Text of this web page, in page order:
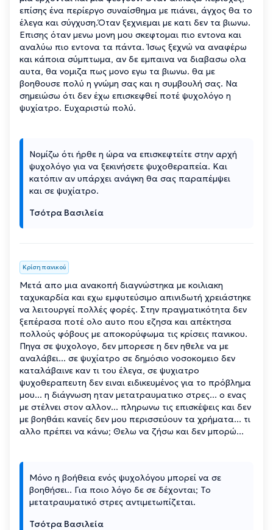
επίσης ένα περίεργο συναίσθημα με πιάνει, άγχος θα το
έλεγα και σύγχυση.Όταν ξεχνιεμαι με κατι δεν τα βιωνω.
Επισης όταν μενω μονη μου σκεφτομαι πιο εντονα και
αναλύω πιο εντονα τα πάντα. Ίσως ξεχνώ να αναφέρω
και κάποια σύμπτωμα, αν δε εμπαινα να διαβασω ολα
αυτα, θα νομιζα πως μονο εγω τα βιωνω. θα με
βοηθουσε πολύ η γνώμη σας και η συμβουλή σας. Να
σημειώσω ότι δεν έχω επισκεφθεί ποτέ ψυχολόγο η
ψυχίατρο. Ευχαριστώ πολύ.
Νομίζω ότι ήρθε η ώρα να επισκεφτείτε στην αρχή
ψυχολόγο για να ξεκινήσετε ψυχοθεραπεία. Και
κατόπιν αν υπάρχει ανάγκη θα σας παραπέμψει
και σε ψυχίατρο.
Τσότρα Βασιλεία
Κρίση πανικού
Μετά απο μια ανακοπή διαγνώστηκα με κοιλιακη
ταχυκαρδία και εχω εμφυτεύσιμο απινιδωτή χρειάστηκε
να λειτουργεί πολλές φορές. Στην πραγματικότητα δεν
ξεπέρασα ποτέ ολο αυτο που εζησα και απέκτησα
πολλούς φόβους με αποκορύφωμα τις κρίσεις πανικου.
Πηγα σε ψυχολογο, δεν μπορεσε η δεν ηθελε να με
αναλάβει... σε ψυχίατρο σε δημόσιο νοσοκομειο δεν
καταλάβαινε καν τι του έλεγα, σε ψυχιατρο
ψυχοθεραπευτη δεν ειναι ειδικευμένος για το πρόβλημα
μου... η διάγνωση ηταν μετατραυματικο στρες... ο ενας
με στέλνει στον αλλον... πληρωνω τις επισκέψεις και δεν
με βοηθάει κανείς δεν μου περισσεύουν τα χρήματα... τι
αλλο πρέπει να κάνω; Θελω να ζήσω και δεν μπορώ...
Μόνο η βοήθεια ενός ψυχολόγου μπορεί να σε
βοηθήσει.. Για ποιο λόγο δε σε δέχονται; Το
μετατραυματικό στρες αντιμετωπίζεται.
Τσότρα Βασιλεία